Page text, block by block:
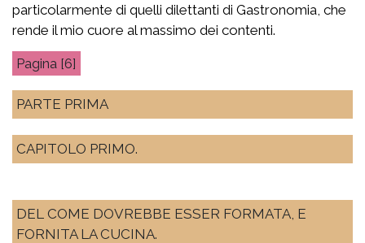
particolarmente di quelli dilettanti di Gastronomia, che
rende il mio cuore al massimo dei contenti.
[6]
PARTE PRIMA
CAPITOLO PRIMO.
DEL COME DOVREBBE ESSER FORMATA, E
FORNITA LA CUCINA.